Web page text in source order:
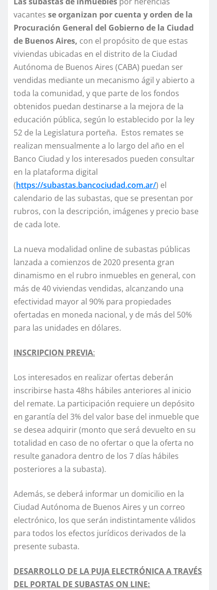
vacantes se organizan por cuenta y orden de la
Procuración General del Gobierno de la Ciudad
de Buenos Aires, con el propósito de que estas
viviendas ubicadas en el distrito de la Ciudad
Autónoma de Buenos Aires (CABA) puedan ser
vendidas mediante un mecanismo ágil y abierto a
toda la comunidad, y que parte de los fondos
obtenidos puedan destinarse a la mejora de la
educación pública, según lo establecido por la ley
52 de la Legislatura porteña. Estos remates se
realizan mensualmente a lo largo del año en el
Banco Ciudad y los interesados pueden consultar
en la plataforma digital
(https://subastas.bancociudad.com.ar/) el
calendario de las subastas, que se presentan por
rubros, con la descripción, imágenes y precio base
de cada lote.
La nueva modalidad online de subastas públicas
lanzada a comienzos de 2020 presenta gran
dinamismo en el rubro inmuebles en general, con
más de 40 viviendas vendidas, alcanzando una
efectividad mayor al 90% para propiedades
ofertadas en moneda nacional, y de más del 50%
para las unidades en dólares.
INSCRIPCION PREVIA:
Los interesados en realizar ofertas deberán
inscribirse hasta 48hs hábiles anteriores al inicio
del remate. La participación requiere un depósito
en garantía del 3% del valor base del inmueble que
se desea adquirir (monto que será devuelto en su
totalidad en caso de no ofertar o que la oferta no
resulte ganadora dentro de los 7 días hábiles
posteriores a la subasta).
Además, se deberá informar un domicilio en la
Ciudad Autónoma de Buenos Aires y un correo
electrónico, los que serán indistintamente válidos
para todos los efectos jurídicos derivados de la
presente subasta.
DESARROLLO DE LA PUJA ELECTRÓNICA A TRAVÉS
DEL PORTAL DE SUBASTAS ON LINE: